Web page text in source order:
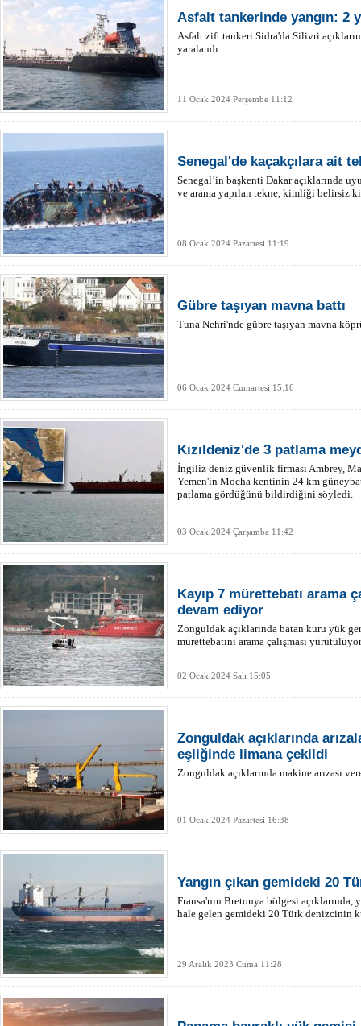
Asfalt tankerinde yangın: 2
Asfalt zift tankeri Sidra'da Silivri
yaralandı.
11 Ocak 2024 Perşembe 11:12
Senegal'de kaçakçılara ait
Senegal’in başkenti Dakar açıklarında
ve arama yapılan tekne, kimliği belirsiz
08 Ocak 2024 Pazartesi 11:19
Gübre taşıyan mavna battı
Tuna Nehri'nde gübre taşıyan mavna
06 Ocak 2024 Cumartesi 15:16
Kızıldeniz'de 3 patlama
İngiliz deniz güvenlik firması Ambrey,
Yemen'in Mocha kentinin 24 km
patlama gördüğünü bildirdiğini söyledi.
03 Ocak 2024 Çarşamba 11:42
Kayıp 7 mürettebatı arama
devam ediyor
Zonguldak açıklarında batan kuru yük
mürettebatını arama çalışması
02 Ocak 2024 Salı 15:05
Zonguldak açıklarında
eşliğinde limana çekildi
Zonguldak açıklarında makine arızası
01 Ocak 2024 Pazartesi 16:38
Yangın çıkan gemideki 20
Fransa'nın Bretonya bölgesi
hale gelen gemideki 20 Türk denizcinin
29 Aralık 2023 Cuma 11:28